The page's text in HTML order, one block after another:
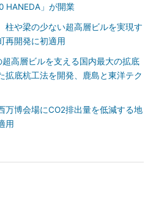
HANEDA」が開業
柱や梁の少ない超高層ビルを実現す
再開発に初適用
高層ビルを支える国内最大の拡底
拡底杭工法を開発、鹿島と東洋テク
万博会場にCO2排出量を低減する地
用